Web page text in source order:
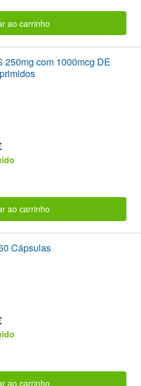
ao carrinho
250mg com 1000mcg DE
ao carrinho
Cápsulas
ao carrinho